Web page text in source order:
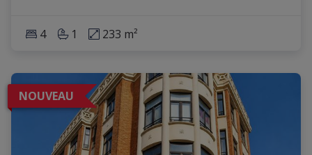
4 1 233 m²
NOUVEAU